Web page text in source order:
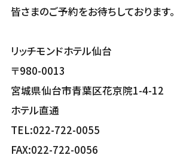
皆さまのご予約をお待ちしております。
リッチモンドホテル仙台
〒980-0013
宮城県仙台市青葉区花京院1-4-12
ホテル直通
TEL:022-722-0055
FAX:022-722-0056